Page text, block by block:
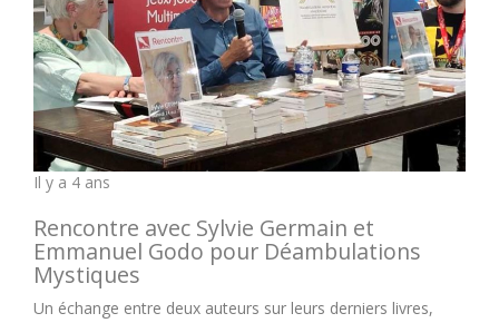
Il y a 4 ans
Rencontre avec Sylvie Germain et
Emmanuel Godo pour Déambulations
Mystiques
Un échange entre deux auteurs sur leurs derniers livres,